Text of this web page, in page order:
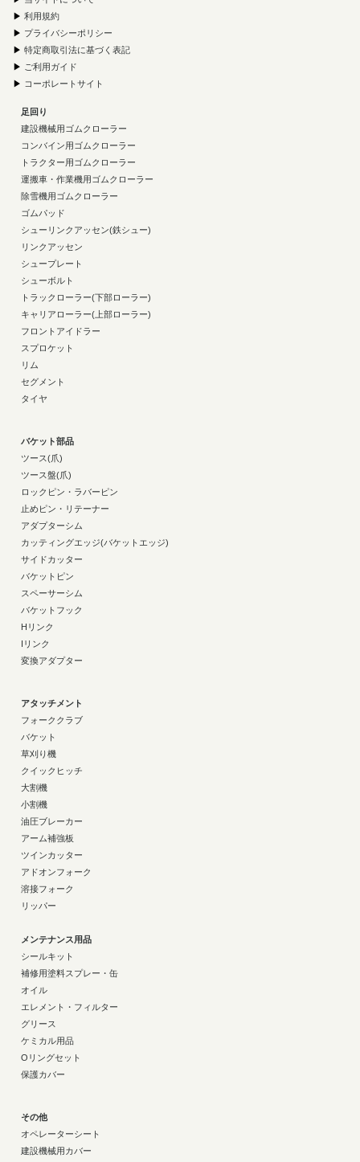
▶ 利用規約
▶ プライバシーポリシー
▶ 特定商取引法に基づく表記
▶ ご利用ガイド
▶ コーポレートサイト
足回り
建設機械用ゴムクローラー
コンバイン用ゴムクローラー
トラクター用ゴムクローラー
運搬車・作業機用ゴムクローラー
除雪機用ゴムクローラー
ゴムパッド
シューリンクアッセン(鉄シュー)
リンクアッセン
シュープレート
シューボルト
トラックローラー(下部ローラー)
キャリアローラー(上部ローラー)
フロントアイドラー
スプロケット
リム
セグメント
タイヤ
バケット部品
ツース(爪)
ツース盤(爪)
ロックピン・ラバーピン
止めピン・リテーナー
アダプターシム
カッティングエッジ(バケットエッジ)
サイドカッター
バケットピン
スペーサーシム
バケットフック
Hリンク
Iリンク
変換アダプター
アタッチメント
フォーククラブ
バケット
草刈り機
クイックヒッチ
大割機
小割機
油圧ブレーカー
アーム補強板
ツインカッター
アドオンフォーク
溶接フォーク
リッパー
メンテナンス用品
シールキット
補修用塗料スプレー・缶
オイル
エレメント・フィルター
グリース
ケミカル用品
Oリングセット
保護カバー
その他
オペレーターシート
建設機械用カバー